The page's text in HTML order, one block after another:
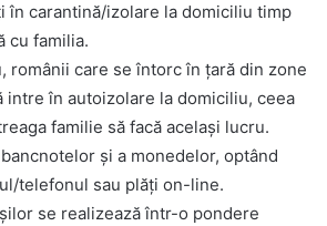
în carantină/izolare la domiciliu timp
cu familia.
românii care se întorc în țară din zone
intre în autoizolare la domiciliu, ceea
familie să facă același lucru.
și a monedelor, optând
telefonul sau plăți on-line.
se realizează într-o pondere